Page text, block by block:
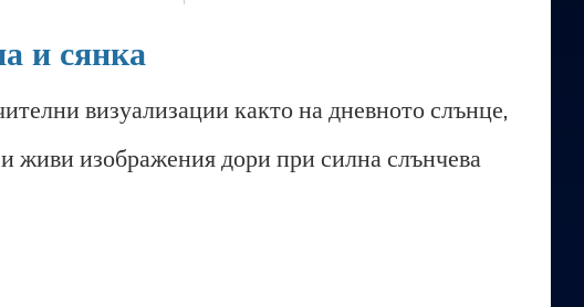
и сянка
визуализации както на дневното слънце,
живи изображения дори при силна слънчева